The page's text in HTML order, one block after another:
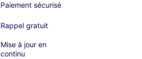
Paiement sécurisé
Rappel gratuit
Mise à jour en
continu